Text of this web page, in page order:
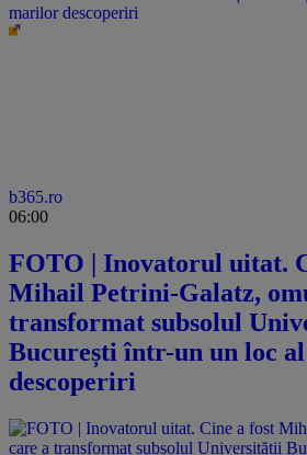
marilor descoperiri
b365.ro
06:00
FOTO | Inovatorul uitat.
Mihail Petrini-Galatz,
transformat subsolul
București într-un un loc
descoperiri